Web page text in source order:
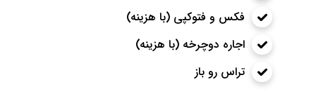
فکس و فتوکپی (با هزینه)
اجاره دوچرخه (با هزینه)
تراس رو باز